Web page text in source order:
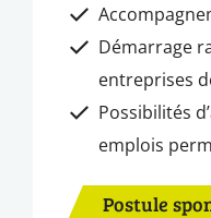
Démarrage
entreprises
Possibilités
emplois
Postule